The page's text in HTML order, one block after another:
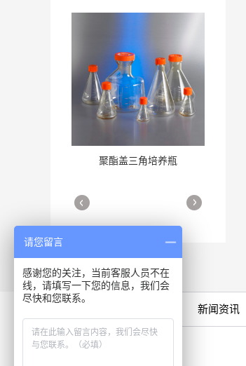
聚酯盖三角培养瓶
More
新闻资讯
咨询专线
请您留言
感谢您的关注，当前客服人员不在
线，请填写一下您的信息，我们会
尽快和您联系。